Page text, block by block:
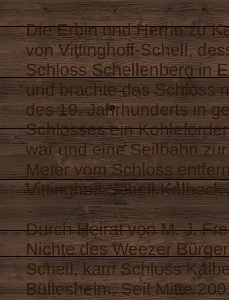
Die Erbin und Herrin zu
von Vittinghoff-Schell,
Schloss Schellenberg in
und brachte das Schloss
des 19. Jahrhunderts in
Schlosses ein
war und eine Seilbahn
Meter vom Schloss
Vittinghoff-Schell
Durch Heirat von M. J.
Nichte des Weezer
Schell, kam Schloss
Büllesheim. Seit Mitte